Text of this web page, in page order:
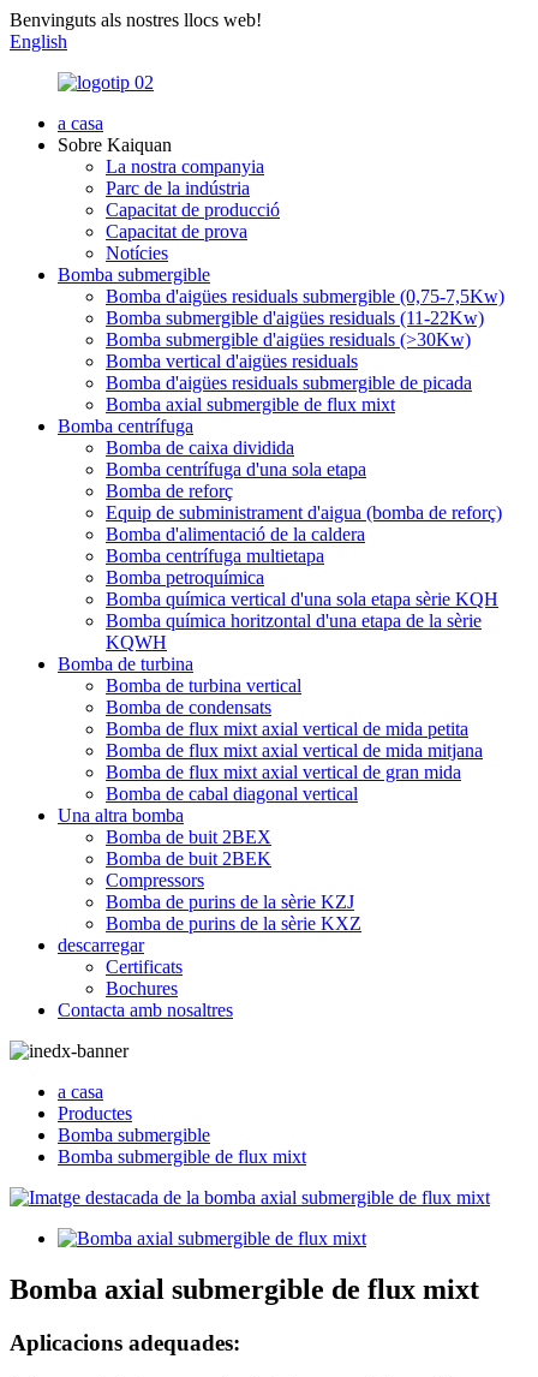
Benvinguts als nostres llocs web!
English
a casa
Sobre Kaiquan
La nostra companyia
Parc de la indústria
Capacitat de producció
Capacitat de prova
Notícies
Bomba submergible
Bomba d'aigües residuals submergible (0,75-7,5Kw)
Bomba submergible d'aigües residuals (11-22Kw)
Bomba submergible d'aigües residuals (>30Kw)
Bomba vertical d'aigües residuals
Bomba d'aigües residuals submergible de picada
Bomba axial submergible de flux mixt
Bomba centrífuga
Bomba de caixa dividida
Bomba centrífuga d'una sola etapa
Bomba de reforç
Equip de subministrament d'aigua (bomba de reforç)
Bomba d'alimentació de la caldera
Bomba centrífuga multietapa
Bomba petroquímica
Bomba química vertical d'una sola etapa sèrie KQH
Bomba química horitzontal d'una etapa de la sèrie
KQWH
Bomba de turbina
Bomba de turbina vertical
Bomba de condensats
Bomba de flux mixt axial vertical de mida petita
Bomba de flux mixt axial vertical de mida mitjana
Bomba de flux mixt axial vertical de gran mida
Bomba de cabal diagonal vertical
Una altra bomba
Bomba de buit 2BEX
Bomba de buit 2BEK
Compressors
Bomba de purins de la sèrie KZJ
Bomba de purins de la sèrie KXZ
descarregar
Certificats
Bochures
Contacta amb nosaltres
a casa
Productes
Bomba submergible
Bomba submergible de flux mixt
Bomba axial submergible de flux mixt
Aplicacions adequades: